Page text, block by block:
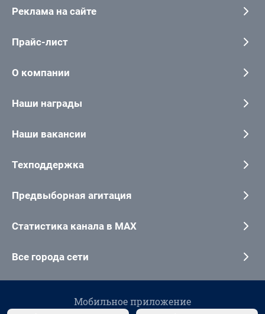
Реклама на сайте
Прайс-лист
О компании
Наши награды
Наши вакансии
Техподдержка
Предвыборная агитация
Статистика канала в MAX
Все города сети
Мобильное приложение